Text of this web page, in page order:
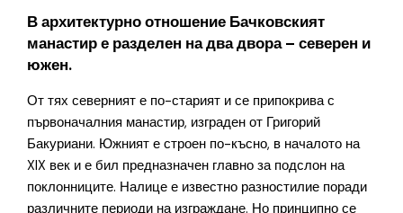
В архитектурно отношение Бачковският
манастир е разделен на два двора – северен и
южен.
От тях северният е по-старият и се припокрива с
първоначалния манастир, изграден от Григорий
Бакуриани. Южният е строен по-късно, в началото на
XIX век и е бил предназначен главно за подслон на
поклонниците. Налице е известно разностилие поради
различните периоди на изграждане. Но принципно се